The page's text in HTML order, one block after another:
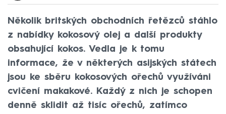
Několik britských obchodních řetězců stáhlo
z nabídky kokosový olej a další produkty
obsahující kokos. Vedla je k tomu
informace, že v některých asijských státech
jsou ke sběru kokosových ořechů využíváni
cvičení makakové. Každý z nich je schopen
denně sklidit až tisíc ořechů, zatímco